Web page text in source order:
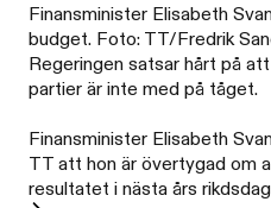
Finansminister Elisabeth
budget. Foto: TT/Fredrik
Regeringen satsar hårt på
partier är inte med på tåget.
Finansminister Elisabeth
TT att hon är övertygad om
resultatet i nästa års